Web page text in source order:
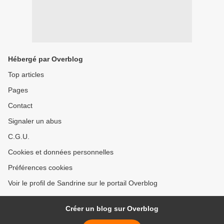
Hébergé par Overblog
Top articles
Pages
Contact
Signaler un abus
C.G.U.
Cookies et données personnelles
Préférences cookies
Voir le profil de Sandrine sur le portail Overblog
Créer un blog sur Overblog